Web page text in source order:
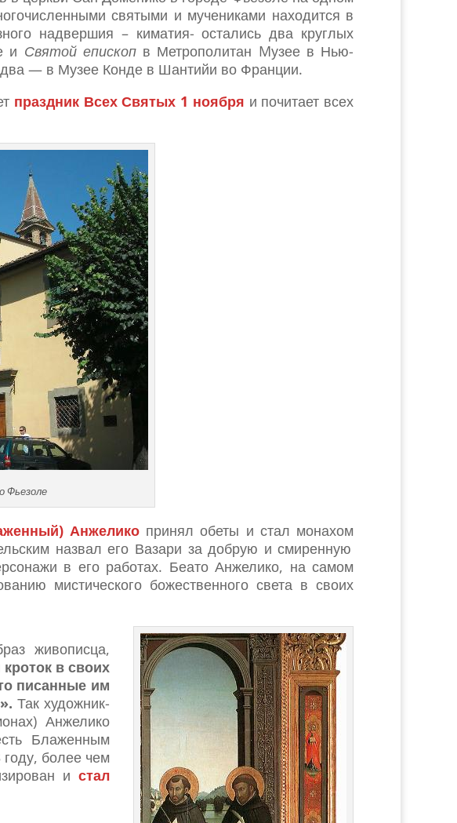
святыми и мучениками находится в
надвершия – киматия- остались два круглых
и Святой епископв Метрополитан Mузее в Нью-
два — в Музее Конде в Шантийи во Франции.
праздник Всех Святых 1 ноября и почитает всех
Фьезоле
Анжелико принял обеты и стал монахом
назвал его Вазари за добрую и смиренную
в его работах. Беато Анжелико, на самом
мистического божественного света в своих
живописца,
в своих
писанные им
Так художник-
Анжелико
Блаженным
более чем
и стал